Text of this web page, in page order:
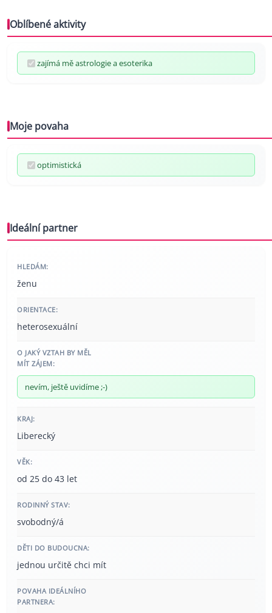
Oblíbené aktivity
zajímá mě astrologie a esoterika
Moje povaha
optimistická
Ideální partner
HLEDÁM:
ženu
ORIENTACE:
heterosexuální
O JAKÝ VZTAH BY MĚL
MÍT ZÁJEM:
nevím, ještě uvidíme ;-)
KRAJ:
Liberecký
VĚK:
od 25 do 43 let
RODINNÝ STAV:
svobodný/á
DĚTI DO BUDOUCNA:
jednou určitě chci mít
POVAHA IDEÁLNÍHO
PARTNERA: